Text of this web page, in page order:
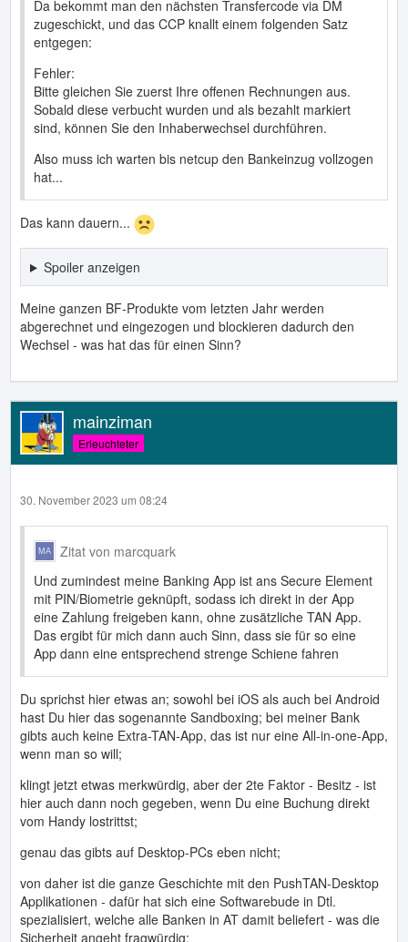
Da bekommt man den nächsten Transfercode via DM
zugeschickt, und das CCP knallt einem folgenden Satz
entgegen:
Fehler:
Bitte gleichen Sie zuerst Ihre offenen Rechnungen aus.
Sobald diese verbucht wurden und als bezahlt markiert
sind, können Sie den Inhaberwechsel durchführen.
Also muss ich warten bis netcup den Bankeinzug vollzogen
hat...
Das kann dauern...
Spoiler anzeigen
Meine ganzen BF-Produkte vom letzten Jahr werden
abgerechnet und eingezogen und blockieren dadurch den
Wechsel - was hat das für einen Sinn?
mainziman
Erleuchteter
30. November 2023 um 08:24
Zitat von marcquark
Und zumindest meine Banking App ist ans Secure Element
mit PIN/Biometrie geknüpft, sodass ich direkt in der App
eine Zahlung freigeben kann, ohne zusätzliche TAN App.
Das ergibt für mich dann auch Sinn, dass sie für so eine
App dann eine entsprechend strenge Schiene fahren
Du sprichst hier etwas an; sowohl bei iOS als auch bei Android
hast Du hier das sogenannte Sandboxing; bei meiner Bank
gibts auch keine Extra-TAN-App, das ist nur eine All-in-one-App,
wenn man so will;
klingt jetzt etwas merkwürdig, aber der 2te Faktor - Besitz - ist
hier auch dann noch gegeben, wenn Du eine Buchung direkt
vom Handy lostrittst;
genau das gibts auf Desktop-PCs eben nicht;
von daher ist die ganze Geschichte mit den PushTAN-Desktop
Applikationen - dafür hat sich eine Softwarebude in Dtl.
spezialisiert, welche alle Banken in AT damit beliefert - was die
Sicherheit angeht fragwürdig;